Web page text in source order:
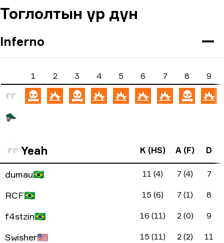
Тоглолтын үр дүн
Inferno
1 2 3 4 5 6 7 8 9
Yeah K (HS) A (F) D
dumau🇧🇷 11 (4) 7 (4) 7
RCF🇧🇷 15 (6) 7 (1) 8
f4stzin🇧🇷 16 (11) 2 (0) 9
Swisher🇺🇸 15 (11) 2 (2) 11